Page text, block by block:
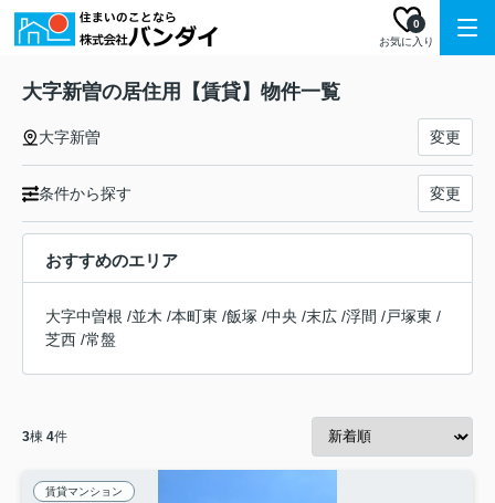
お気に入り
0
大字新曽の居住用【賃貸】物件一覧
大字新曽 変更
条件から探す 変更
おすすめのエリア
大字中曽根 /並木 /本町東 /飯塚 /中央 /末広 /浮間 /戸塚東 /
芝西 /常盤
3棟 4件
賃貸マンション